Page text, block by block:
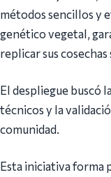
métodos sencillos y
genético vegetal,
replicar sus
El despliegue buscó
técnicos y la
comunidad.
Esta iniciativa forma